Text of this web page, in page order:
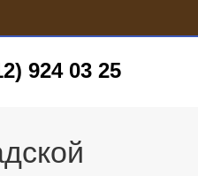
924 03 25